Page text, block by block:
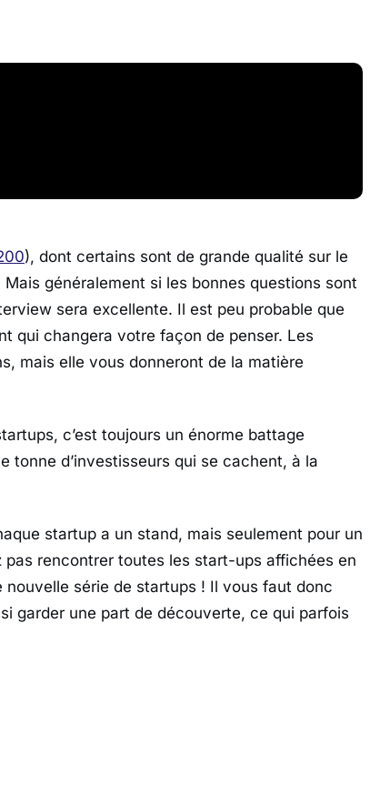
), dont certains sont de grande qualité sur le
généralement si les bonnes questions sont
sera excellente. Il est peu probable que
qui changera votre façon de penser. Les
mais elle vous donneront de la matière
c’est toujours un énorme battage
tonne d’investisseurs qui se cachent, à la
startup a un stand, mais seulement pour un
rencontrer toutes les start-ups affichées en
série de startups ! Il vous faut donc
garder une part de découverte, ce qui parfois